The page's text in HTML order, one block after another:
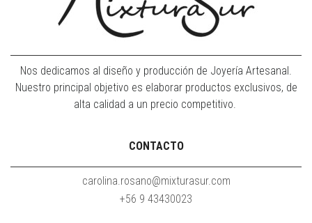
Nos dedicamos al diseño y producción de Joyería Artesanal.
Nuestro principal objetivo es elaborar productos exclusivos, de
alta calidad a un precio competitivo.
CONTACTO
carolina.rosano@mixturasur.com
+56 9 43430023